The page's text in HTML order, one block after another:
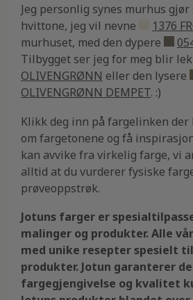
Jeg personlig synes murhus gjør
hvittone, jeg vil nevne
1376
murhuset, med den dypere
Tilbygget ser jeg for meg blir
OLIVENGRØNN eller den lysere
OLIVENGRØNN DEMPET. :)
Klikk deg inn på fargelinken der
om fargetonene og få
kan avvike fra virkelig farge, vi
alltid at du vurderer fysiske
prøveoppstrøk.
Jotuns farger er
malinger og produkter. Alle
med unike resepter spesielt
produkter. Jotun garanterer
fargegjengivelse og kvalitet